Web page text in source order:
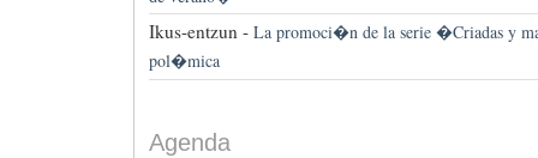
Ikus-entzun - La promoci�n de la serie �Criadas y
pol�mica
Agenda